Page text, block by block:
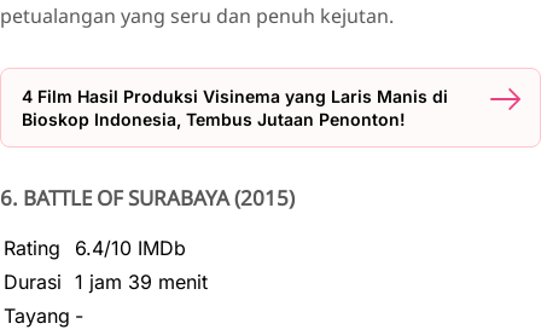
petualangan yang seru dan penuh kejutan.
4 Film Hasil Produksi Visinema yang Laris Manis di
Bioskop Indonesia, Tembus Jutaan Penonton!
6. BATTLE OF SURABAYA (2015)
Rating
6.4/10 IMDb
Durasi 1 jam 39 menit
Tayang -